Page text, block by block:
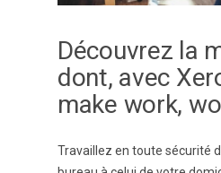
Découvrez la
dont, avec
make work,
Travaillez en toute sécurité